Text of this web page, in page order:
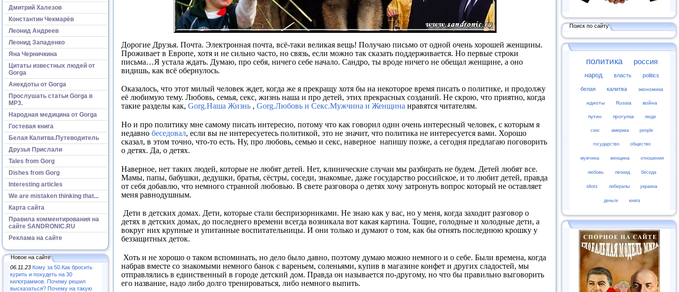
Дмитрий Халезов
Константин Чекмарёв
Леонид Андреев
Леонид Западенко
Яна Черничкина
Цитаты известных людей от
Gorga
Анекдоты от Gorga
Прослушать статьи Gorga в
МР3.
Народная медицина от Gorga
Гостевая книга
Белая Калитва.Путеводитель
Друзья Прислали
Tales from Gorg
Dishes from Gorg
Interesting articles
We are mistaken thinking that...
Карта сайта
Правила комментирования на
сайте SANDRONIC.RU
Реклама на сайте
Новое на сайте
06.11.23 Кому за 50.Как бросить
курить и похудеть на 30
килограммов. Почему решил
высказаться? Почему на такую
Дорогие Друзья. Почта. Электронная почта, всё-таки великая вещь! Получаю письмо от одной очень хорошей женщины.
Проживает в Европе, хотя и не сильно часто, но связь, если можно так сказать поддерживается. Но первые строки
письма…Я устала ждать. Думаю, про себя, ничего себе начало. Сандро, ты вроде ничего не обещал женщине, а оно
видишь, как всё обернулось.
Оказалось, что этот милый человек ждет, когда же я прекращу хотя бы на некоторое время писать о политике, и продолжу
её любимую тему. Любовь, семья, секс, жизнь наша и про детей, этих прекрасных созданий. Не скрою, что приятно, когда
такие разделы как, Gorg.Наша Жизнь , Gorg.Любовь и Секс.Мужчина и Женщина нравятся читателям.
Но и про политику мне самому писать интересно, потому что как говорил один очень интересный человек, с которым я
недавно беседовал, если вы не интересуетесь политикой, это не значит, что политика не интересуется вами. Хорошо
сказал, в этом точно, что-то есть. Ну, про любовь, семью и секс, наверное напишу позже, а сегодня предлагаю поговорить
о детях. Да, о детях.
Наверное, нет таких людей, которые не любят детей. Нет, клинические случаи мы разбирать не будем. Детей любят все.
Мамы, папы, бабушки, дедушки, братья, сёстры, соседи, знакомые, даже государство российское, и то любит детей, правда
от себя добавлю, что немного странной любовью. В свете разговора о детях хочу затронуть вопрос который не оставляет
меня равнодушным.
Дети в детских домах. Дети, которые стали беспризорниками. Не знаю как у вас, но у меня, когда заходит разговор о
детях в детских домах, до последнего времени всегда возникала вот какая картина. Тощие, голодные и холодные дети, а
вокруг них крупные и упитанные воспитательницы. И они только и думают о том, как бы отнять последнюю крошку у
беззащитных деток.
Хоть и не хорошо о таком вспоминать, но дело было давно, поэтому думаю можно немного и о себе. Были времена, когда
набрав вместе со знакомыми немного банок с вареньем, соленьями, купив в магазине конфет и других сладостей, мы
отправлялись в единственный в городе детский дом. Правда он называется по-другому, но что бы правильно выговорить
его название, надо либо долго тренироваться, либо немного выпить.
Поиск по сайту
политика россия
народ власть politics
белая калитва экономика
идиоты Russia война
путин прогулка люди
секс америка people
государство общество
мужчина женщина отношения
любовь леонид беседа
idiots либералы украина
деньги книга